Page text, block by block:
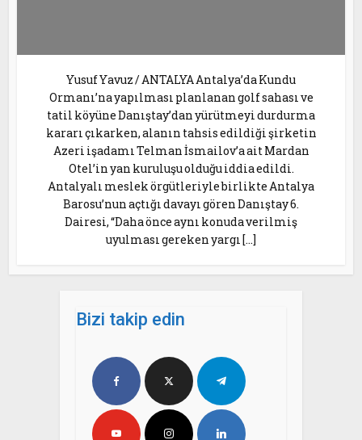
Yusuf Yavuz / ANTALYA Antalya’da Kundu
Ormanı’na yapılması planlanan golf sahası ve
tatil köyüne Danıştay’dan yürütmeyi durdurma
kararı çıkarken, alanın tahsis edildiği şirketin
Azeri işadamı Telman İsmailov’a ait Mardan
Otel’in yan kuruluşu olduğu iddia edildi.
Antalyalı meslek örgütleriyle birlikte Antalya
Barosu’nun açtığı davayı gören Danıştay 6.
Dairesi, “Daha önce aynı konuda verilmiş
uyulması gereken yargı […]
Bizi takip edin